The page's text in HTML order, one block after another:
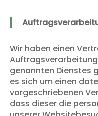
Wir haben einen
genannten Dienstes
es sich um einen
vorgeschriebenen
dass dieser die